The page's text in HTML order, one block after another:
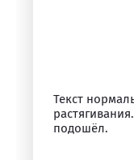
Текст
подошёл.